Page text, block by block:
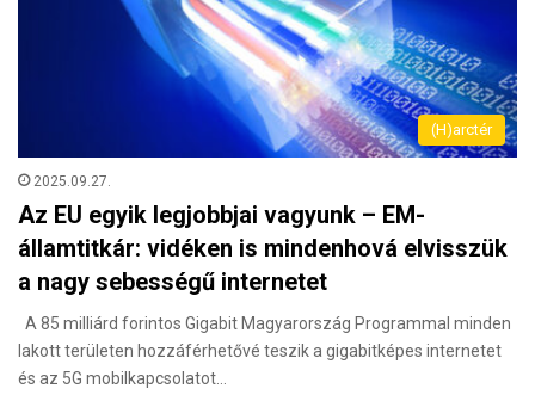
(H)arctér
2025.09.27.
Az EU egyik legjobbjai vagyunk – EM-
államtitkár: vidéken is mindenhová elvisszük
a nagy sebességű internetet
A 85 milliárd forintos Gigabit Magyarország Programmal minden
lakott területen hozzáférhetővé teszik a gigabitképes internetet
és az 5G mobilkapcsolatot…